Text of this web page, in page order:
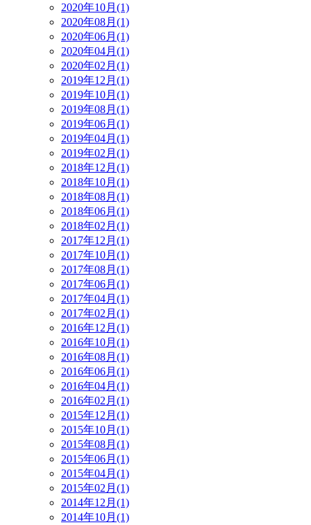
2020年10月(1)
2020年08月(1)
2020年06月(1)
2020年04月(1)
2020年02月(1)
2019年12月(1)
2019年10月(1)
2019年08月(1)
2019年06月(1)
2019年04月(1)
2019年02月(1)
2018年12月(1)
2018年10月(1)
2018年08月(1)
2018年06月(1)
2018年02月(1)
2017年12月(1)
2017年10月(1)
2017年08月(1)
2017年06月(1)
2017年04月(1)
2017年02月(1)
2016年12月(1)
2016年10月(1)
2016年08月(1)
2016年06月(1)
2016年04月(1)
2016年02月(1)
2015年12月(1)
2015年10月(1)
2015年08月(1)
2015年06月(1)
2015年04月(1)
2015年02月(1)
2014年12月(1)
2014年10月(1)